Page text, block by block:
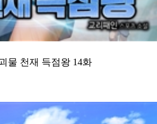
물 천재 득점왕 14화